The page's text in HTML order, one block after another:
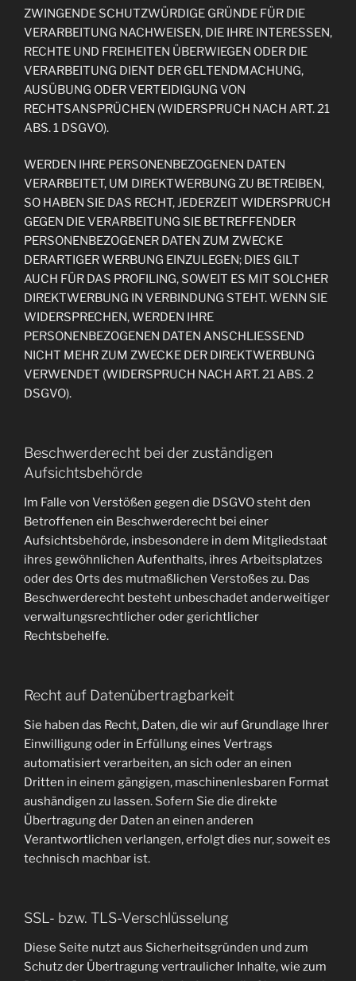
ZWINGENDE SCHUTZWÜRDIGE GRÜNDE FÜR DIE
VERARBEITUNG NACHWEISEN, DIE IHRE INTERESSEN,
RECHTE UND FREIHEITEN ÜBERWIEGEN ODER DIE
VERARBEITUNG DIENT DER GELTENDMACHUNG,
AUSÜBUNG ODER VERTEIDIGUNG VON
RECHTSANSPRÜCHEN (WIDERSPRUCH NACH ART. 21
ABS. 1 DSGVO).
WERDEN IHRE PERSONENBEZOGENEN DATEN
VERARBEITET, UM DIREKTWERBUNG ZU BETREIBEN,
SO HABEN SIE DAS RECHT, JEDERZEIT WIDERSPRUCH
GEGEN DIE VERARBEITUNG SIE BETREFFENDER
PERSONENBEZOGENER DATEN ZUM ZWECKE
DERARTIGER WERBUNG EINZULEGEN; DIES GILT
AUCH FÜR DAS PROFILING, SOWEIT ES MIT SOLCHER
DIREKTWERBUNG IN VERBINDUNG STEHT. WENN SIE
WIDERSPRECHEN, WERDEN IHRE
PERSONENBEZOGENEN DATEN ANSCHLIESSEND
NICHT MEHR ZUM ZWECKE DER DIREKTWERBUNG
VERWENDET (WIDERSPRUCH NACH ART. 21 ABS. 2
DSGVO).
Beschwerde­recht bei der zuständigen
Aufsichts­behörde
Im Falle von Verstößen gegen die DSGVO steht den
Betroffenen ein Beschwerderecht bei einer
Aufsichtsbehörde, insbesondere in dem Mitgliedstaat
ihres gewöhnlichen Aufenthalts, ihres Arbeitsplatzes
oder des Orts des mutmaßlichen Verstoßes zu. Das
Beschwerderecht besteht unbeschadet anderweitiger
verwaltungsrechtlicher oder gerichtlicher
Rechtsbehelfe.
Recht auf Daten­übertrag­barkeit
Sie haben das Recht, Daten, die wir auf Grundlage Ihrer
Einwilligung oder in Erfüllung eines Vertrags
automatisiert verarbeiten, an sich oder an einen
Dritten in einem gängigen, maschinenlesbaren Format
aushändigen zu lassen. Sofern Sie die direkte
Übertragung der Daten an einen anderen
Verantwortlichen verlangen, erfolgt dies nur, soweit es
technisch machbar ist.
SSL- bzw. TLS-Verschlüsselung
Diese Seite nutzt aus Sicherheitsgründen und zum
Schutz der Übertragung vertraulicher Inhalte, wie zum